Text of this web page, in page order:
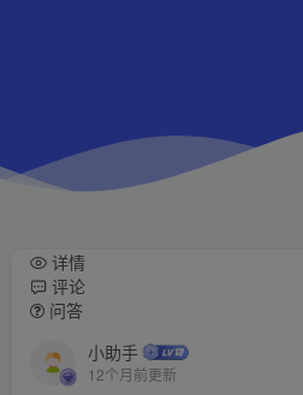
详情
评论
问答
小助手
12个月前更新